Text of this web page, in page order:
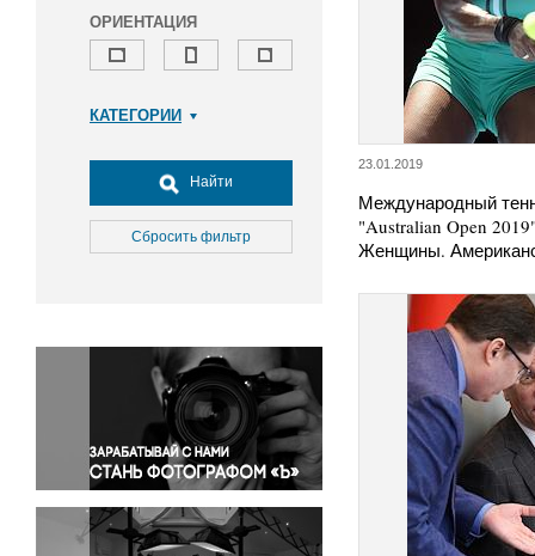
ОРИЕНТАЦИЯ
КАТЕГОРИИ
Досуг, туризм и отдых
Культура
Медицина
Окружающая среда
Политика
Правосудие
Происшествия и конфликты
Религия
Светская жизнь
Спорт
Найти
Сбросить фильтр
23.01.2019
Международный
"Australian Open
Женщины.